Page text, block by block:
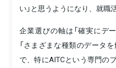
い」と思うようになり、就職
企業選びの軸は「確実にデ
「さまざまな種類のデータ
で、特にAITCという専門の